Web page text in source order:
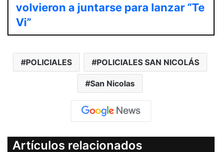
volvieron a juntarse para lanzar “Te
Vi”
POLICIALES POLICIALES SAN NICOLÁS
San Nicolas
Artículos relacionados